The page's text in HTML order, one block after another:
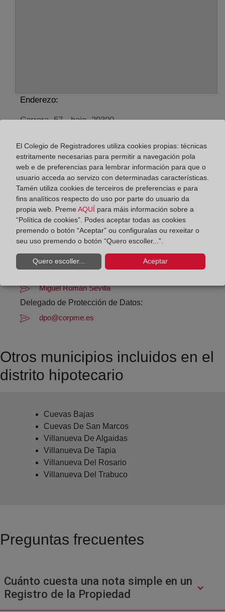
Enderezo:
Carrera, 57 - bajo, 29300
De lunes a viernes de 09:00 a 17:00 horas
Agosto: De lunes a viernes de 09:00 a 14:00 horas
Los días 24 y 31 de diciembre de 09:00 a 14:00
horas
(95) 271 40 94
archidona@registrodelapropiedad.org
Miguel Román Sevilla
Delegado de Protección de Datos:
dpo@corpme.es
Otros municipios incluidos en el
distrito hipotecario
Cuevas Bajas
Cuevas De San Marcos
Villanueva De Algaidas
Villanueva De Tapia
Villanueva Del Rosario
Villanueva Del Trabuco
Preguntas frecuentes
Cuánto cuesta una nota simple en un
Registro de la Propiedad
El Colegio de Registradores utiliza cookies propias: técnicas
estritamente necesarias para permitir a navegación pola
web e de preferencias para lembrar información para que o
usuario acceda ao servizo con determinadas características.
Tamén utiliza cookies de terceiros de preferencias e para
fins analíticos respecto do uso por parte do usuario da
propia web. Preme AQUÍ para máis información sobre a
“Política de cookies”. Podes aceptar todas as cookies
premendo o botón “Aceptar” ou configuralas ou rexeitar o
seu uso premendo o botón “Quero escoller...”.
Quero escoller... Aceptar